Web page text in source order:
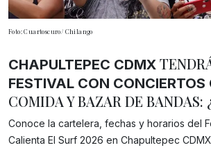
Foto: Cuartoscuro/ Chilango
CHAPULTEPEC CDMX
FESTIVAL CON CONCIERTOS
COMIDA Y BAZAR DE BANDAS:
Conoce la cartelera, fechas y horarios del
Calienta El Surf 2026 en Chapultepec